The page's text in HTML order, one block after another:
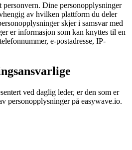
Dine personopplysninger
av hvilken plattform du deler
skjer i samsvar med
er informasjon som kan knyttes til en
e-postadresse, IP-
ved daglig leder, er den som er
personopplysninger på easywave.io.